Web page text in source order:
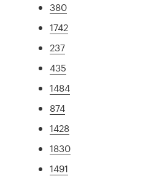
380
1742
237
435
1484
874
1428
1830
1491